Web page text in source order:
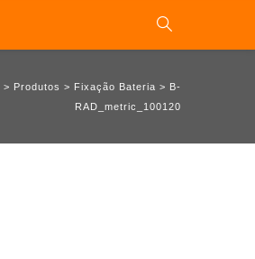
> Produtos > Fixação Bateria > B-
RAD_metric_100120